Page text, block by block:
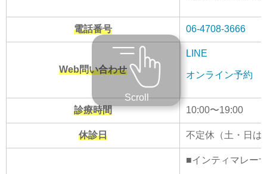
電話番号 06-4708-3666
Web問い合わせ
LINE
オンライン予約
診療時間 10:00〜19:00
休診日 不定休（土・日は
■インティマレー
Scroll